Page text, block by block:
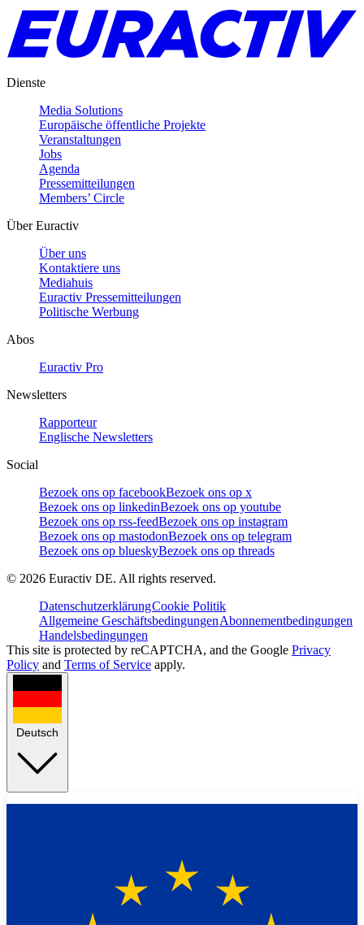
Dienste
Media Solutions
Europäische öffentliche Projekte
Veranstaltungen
Jobs
Agenda
Pressemitteilungen
Members’ Circle
Über Euractiv
Über uns
Kontaktiere uns
Mediahuis
Euractiv Pressemitteilungen
Politische Werbung
Abos
Euractiv Pro
Newsletters
Rapporteur
Englische Newsletters
Social
Bezoek ons op facebookBezoek ons op x
Bezoek ons op linkedinBezoek ons op youtube
Bezoek ons op rss-feedBezoek ons op instagram
Bezoek ons op mastodonBezoek ons op telegram
Bezoek ons op blueskyBezoek ons op threads
© 2026 Euractiv DE. All rights reserved.
DatenschutzerklärungCookie Politik
Allgemeine GeschäftsbedingungenAbonnementbedingungen
Handelsbedingungen
This site is protected by reCAPTCHA, and the Google Privacy
Policy and Terms of Service apply.
Deutsch